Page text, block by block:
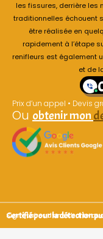
les fissures, derrière les
traditionnelles échouent
être réalisée en
rapidement à l’étape
renifleurs est également
et de
Prix d’un appel • Devis
Ou obtenir mon
Certifié pour la détection
Signataires d’une charte